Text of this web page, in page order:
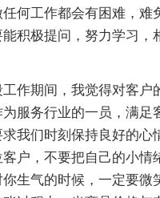
何工作都会有困难，难
积极提问，努力学习，
工作期间，我觉得对客户
服务行业的一员，满足
我们时刻保持良好的心
户，不要把自己的小情
生气的时候，一定要微